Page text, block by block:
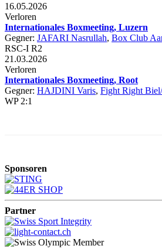
16.05.2026
Verloren
Internationales Boxmeeting, Luzern
Gegner: JAFARI Nasrullah, Box Club
RSC-I R2
21.03.2026
Verloren
Internationales Boxmeeting, Root
Gegner: HAJDINI Varis, Fight Right
WP 2:1
Sponsoren
Partner